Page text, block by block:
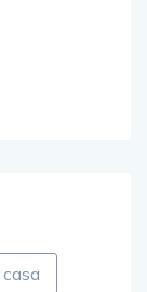
casa